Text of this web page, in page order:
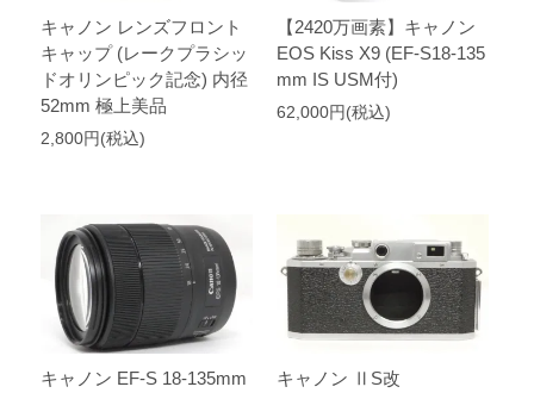
キャノン レンズフロント
キャップ (レークプラシッ
ドオリンピック記念) 内径
52mm 極上美品
2,800円(税込)
【2420万画素】キャノン
EOS Kiss X9 (EF-S18-135
mm IS USM付)
62,000円(税込)
キャノン EF-S 18-135mm
キャノン ⅡS改